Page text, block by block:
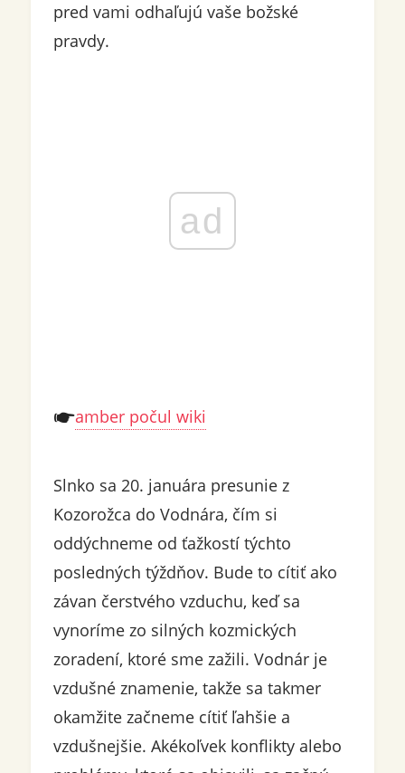
pred vami odhaľujú vaše božské
pravdy.
ad
amber počul wiki
Slnko sa 20. januára presunie z
Kozorožca do Vodnára, čím si
oddýchneme od ťažkostí týchto
posledných týždňov. Bude to cítiť ako
závan čerstvého vzduchu, keď sa
vynoríme zo silných kozmických
zoradení, ktoré sme zažili. Vodnár je
vzdušné znamenie, takže sa takmer
okamžite začneme cítiť ľahšie a
vzdušnejšie. Akékoľvek konflikty alebo